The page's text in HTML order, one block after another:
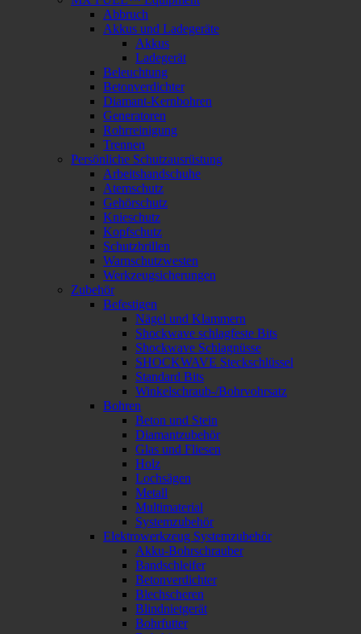
Abbruch
Akkus und Ladegeräte
Akkus
Ladegerät
Beleuchtung
Betonverdichter
Diamant-Kernbohren
Generatoren
Rohrreinigung
Trennen
Persönliche Schutzausrüstung
Arbeitshandschuhe
Atemschutz
Gehörschutz
Knieschutz
Kopfschutz
Schutzbrillen
Warnschutzwesten
Werkzeugsicherungen
Zubehör
Befestigen
Nägel und Klammern
Shockwave schlagfeste Bits
Shockwave Schlagnüsse
SHOCKWAVE Steckschlüssel
Standard Bits
Winkelschraub-/Bohrvohrsatz
Bohren
Beton und Stein
Diamantzubehör
Glas und Fliesen
Holz
Lochsägen
Metall
Multimaterial
Systemzubehör
Elektrowerkzeug Systemzubehör
Akku-Bohrschrauber
Bandschleifer
Betonverdichter
Blechscheren
Blindnietgerät
Bohrfutter